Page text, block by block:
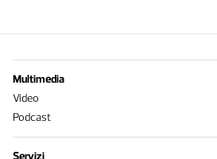
Multimedia
Video
Podcast
Servizi